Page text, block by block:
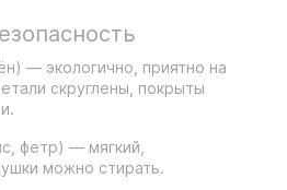
— экологично, приятно на
скруглены, покрыты
фетр) — мягкий,
можно стирать.